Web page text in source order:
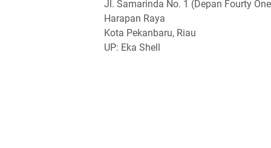
Jl. Samarinda No. 1 (Depan Fourty
Harapan Raya
Kota Pekanbaru, Riau
UP: Eka Shell